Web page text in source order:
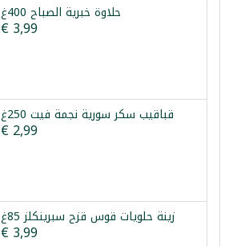
حلاوة خبرية الصباح 400غ
€ 3,99
قباقيب سكر سورية نجمة فيت 250غ
€ 2,99
زينة حلويات قوس قزح سبرينكلز 85غ
€ 3,99